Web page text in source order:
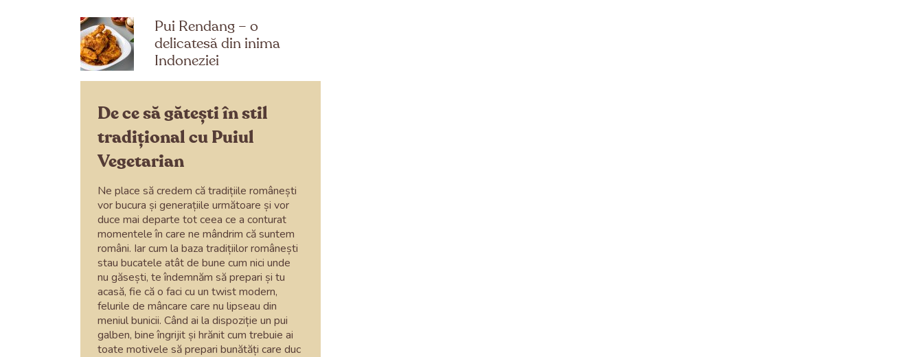
Pui Rendang – o
delicatesă din inima
Indoneziei
De ce să gătești în stil
tradițional cu Puiul
Vegetarian
Ne place să credem că tradițiile românești
vor bucura și generațiile următoare și vor
duce mai departe tot ceea ce a conturat
momentele în care ne mândrim că suntem
români. Iar cum la baza tradițiilor românești
stau bucatele atât de bune cum nici unde
nu găsești, te îndemnăm să prepari și tu
acasă, fie că o faci cu un twist modern,
felurile de mâncare care nu lipseau din
meniul bunicii. Când ai la dispoziție un pui
galben, bine îngrijit și hrănit cum trebuie ai
toate motivele să prepari bunătăți care duc